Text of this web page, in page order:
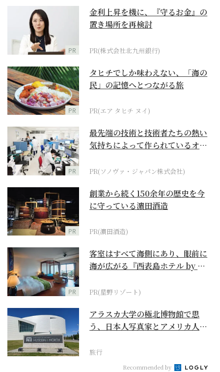
PR
金利上昇を機に、『守るお金』の
置き場所を再検討
PR(株式会社北九州銀行)
PR
タヒチでしか味わえない、「海の
民」の記憶へとつながる旅
PR(エア タヒチ ヌイ)
PR
最先端の技術と技術者たちの熱い
気持ちによって作られているオー
PR(ソノヴァ・ジャパン株式会社)
PR
創業から続く150余年の歴史を今
に守っている濵田酒造
PR(濵田酒造)
PR
客室はすべて海側にあり、眼前に
海が広がる『西表島ホテル by 星
PR(星野リゾート)
アラスカ大学の極北博物館で思
う、日本人写真家とアメリカ人放
旅行
Recommended by